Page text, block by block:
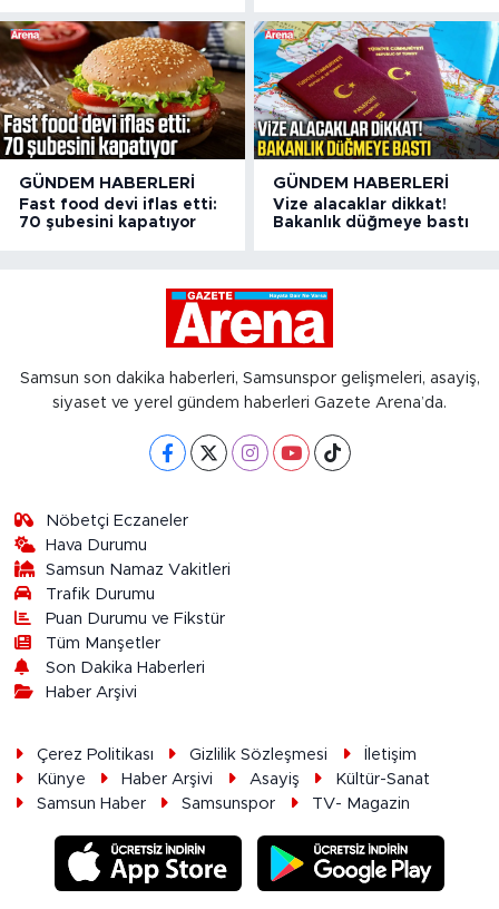
GÜNDEM HABERLERI
Fast food devi iflas etti:
70 şubesini kapatıyor
GÜNDEM HABERLERI
Vize alacaklar dikkat!
Bakanlık düğmeye bastı
Samsun son dakika haberleri, Samsunspor gelişmeleri, asayiş,
siyaset ve yerel gündem haberleri Gazete Arena’da.
Nöbetçi Eczaneler
Hava Durumu
Samsun Namaz Vakitleri
Trafik Durumu
Puan Durumu ve Fikstür
Tüm Manşetler
Son Dakika Haberleri
Haber Arşivi
Çerez Politikası Gizlilik Sözleşmesi
İletişim
Künye
Haber Arşivi Asayiş
Kültür-Sanat
Samsun Haber
Samsunspor TV- Magazin